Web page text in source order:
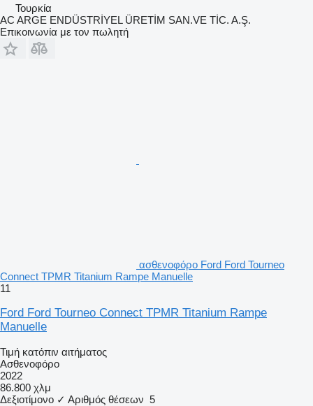
Τουρκία
AC ARGE ENDÜSTRİYEL ÜRETİM SAN.VE TİC. A.Ş.
Επικοινωνία με τον πωλητή
ασθενοφόρο Ford Ford Tourneo
Connect TPMR Titanium Rampe Manuelle
11
Ford Ford Tourneo Connect TPMR Titanium Rampe
Manuelle
Τιμή κατόπιν αιτήματος
Ασθενοφόρο
2022
86.800 χλμ
Δεξιοτίμονο ✓ Αριθμός θέσεων 5